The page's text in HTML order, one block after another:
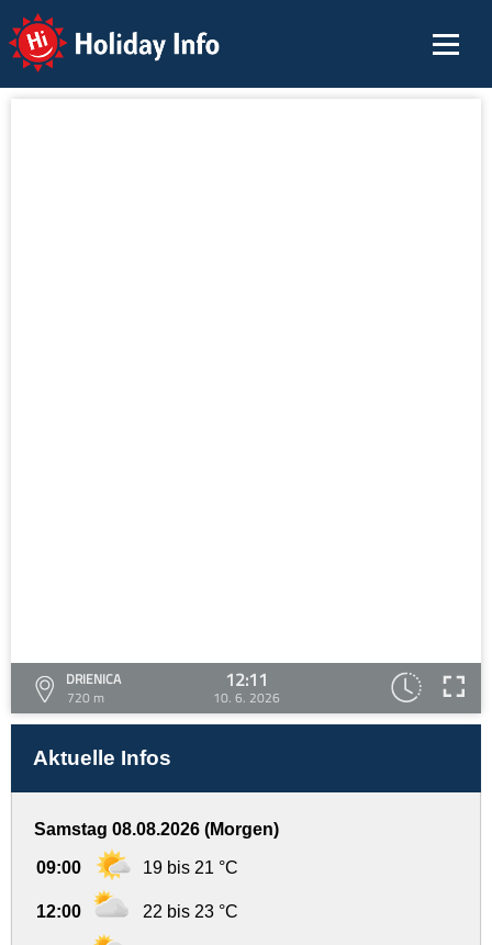
Holiday Info
DRIENICA
720 m
12:11
10. 6. 2026
Aktuelle Infos
Samstag 08.08.2026 (Morgen)
09:00 19 bis 21 °C
12:00 22 bis 23 °C